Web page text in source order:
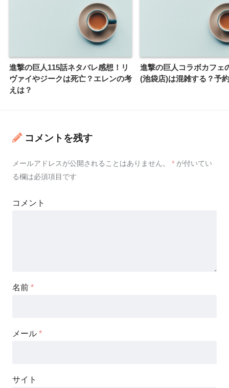
進撃の巨人115話ネタバレ感想！リ
ヴァイやジークは死亡？エレンの考
えは？
進撃の巨人コラボカフェ
(池袋店)は混雑する？予
コメントを残す
メールアドレスが公開されることはありません。 * が付いてい
る欄は必須項目です
コメント
名前 *
メール *
サイト